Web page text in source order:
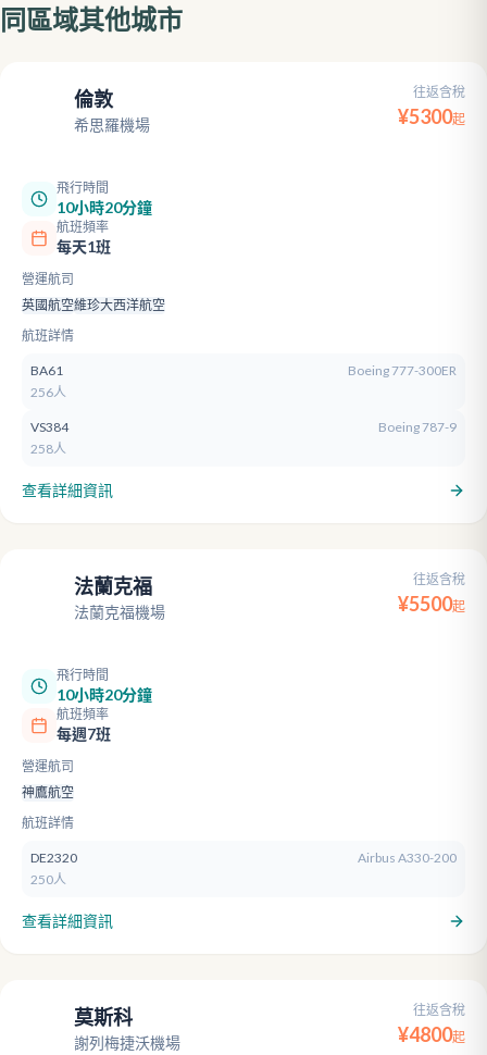
同區域其他城市
倫敦
希思羅機場
往返含稅
¥5300起
飛行時間
10小時20分鐘
航班頻率
每天1班
營運航司
英國航空維珍大西洋航空
航班詳情
BA61
Boeing 777-300ER
256人
VS384
Boeing 787-9
258人
查看詳細資訊
法蘭克福
法蘭克福機場
往返含稅
¥5500起
飛行時間
10小時20分鐘
航班頻率
每週7班
營運航司
神鷹航空
航班詳情
DE2320
Airbus A330-200
250人
查看詳細資訊
莫斯科
謝列梅捷沃機場
往返含稅
¥4800起